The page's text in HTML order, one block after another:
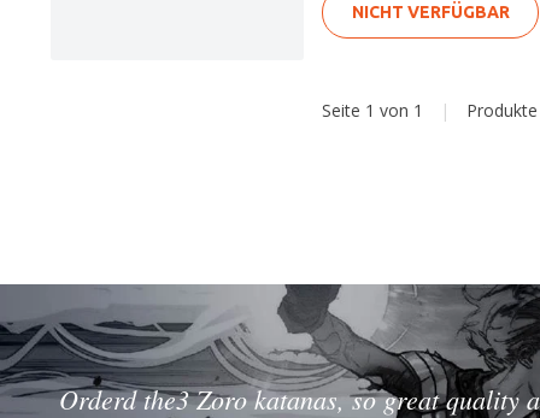
NICHT VERFÜGBAR
Seite 1 von 1 | Produkte
Orderd the3 Zoro katanas, so great